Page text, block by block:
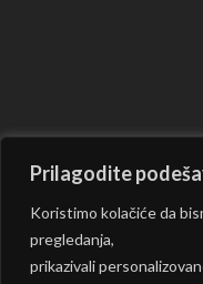
Prilagodite
Koristimo kolačiće da
pregledanja,
prikazivali